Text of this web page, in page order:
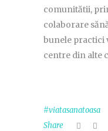
comunitătii,
colaborare
bunele practici
centre din alte
#viatasanatoasa
Share